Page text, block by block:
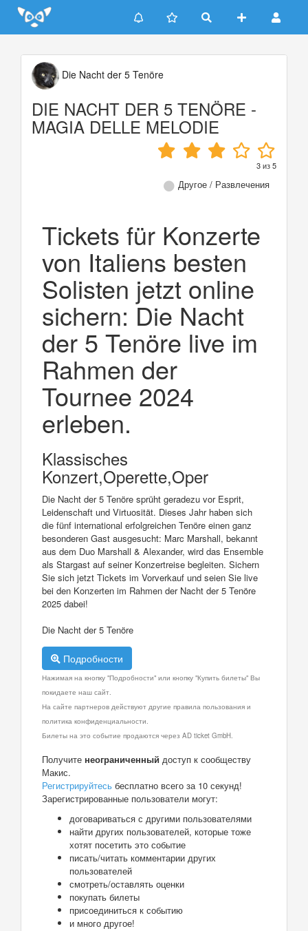
Update cookies preferences
Die Nacht der 5 Tenöre
DIE NACHT DER 5 TENÖRE -
MAGIA DELLE MELODIE
3из5
Другое / Развлечения
Tickets für Konzerte
von Italiens besten
Solisten jetzt online
sichern: Die Nacht
der 5 Tenöre live im
Rahmen der
Tournee 2024
erleben.
Klassisches
Konzert,Operette,Oper
Die Nacht der 5 Tenöre sprüht geradezu vor Esprit,
Leidenschaft und Virtuosität. Dieses Jahr haben sich
die fünf international erfolgreichen Tenöre einen ganz
besonderen Gast ausgesucht: Marc Marshall, bekannt
aus dem Duo Marshall & Alexander, wird das Ensemble
als Stargast auf seiner Konzertreise begleiten. Sichern
Sie sich jetzt Tickets im Vorverkauf und seien Sie live
bei den Konzerten im Rahmen der Nacht der 5 Tenöre
2025 dabei!
Die Nacht der 5 Tenöre
Подробности
Нажимая на кнопку "Подробности" или кнопку "Купить билеты" Вы
покидаете наш сайт.
На сайте партнеров действуют другие правила пользования и
политика конфиденциальности.
Билеты на это событие продаются через AD ticket GmbH.
Получите неограниченный доступ к сообществу
Макис.
Регистрируйтесь бесплатно всего за 10 секунд!
Зарегистрированные пользователи могут:
договариваться с другими пользователями
найти других пользователей, которые тоже
хотят посетить это событие
писать/читать комментарии других
пользователей
смотреть/оставлять оценки
покупать билеты
присоединиться к событию
и много другое!